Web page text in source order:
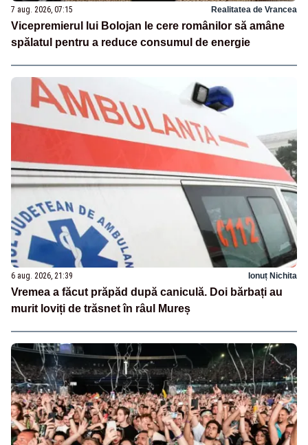
7 aug. 2026, 07:15 Realitatea de Vrancea
Vicepremierul lui Bolojan le cere românilor să amâne
spălatul pentru a reduce consumul de energie
6 aug. 2026, 21:39 Ionuț Nichita
Vremea a făcut prăpăd după caniculă. Doi bărbați au
murit loviți de trăsnet în râul Mureș